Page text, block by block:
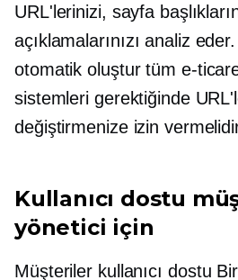
URL'lerinizi, sayfa
açıklamalarınızı analiz
otomatik oluşturtüm e-
sistemleri gerektiğinde
değiştirmenize izin
Kullanıcı dostu
yönetici için
Müşteriler kullanıcı dostu